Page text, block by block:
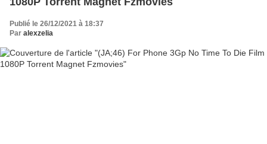
Publié le 26/12/2021 à 18:37
Par alexzelia